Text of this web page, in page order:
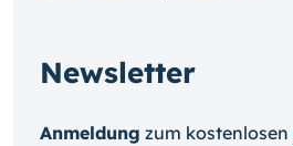
Newsletter
Anmeldung zum kosten­losen